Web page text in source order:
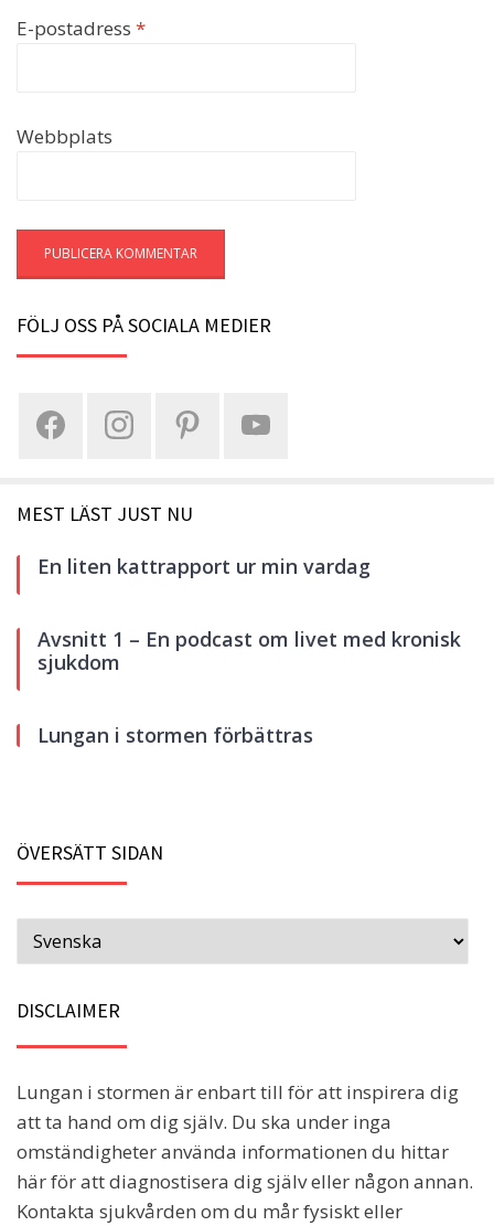
E-postadress *
Webbplats
FÖLJ OSS PÅ SOCIALA MEDIER
MEST LÄST JUST NU
En liten kattrapport ur min vardag
Avsnitt 1 – En podcast om livet med kronisk
sjukdom
Lungan i stormen förbättras
ÖVERSÄTT SIDAN
DISCLAIMER
Lungan i stormen är enbart till för att inspirera dig
att ta hand om dig själv. Du ska under inga
omständigheter använda informationen du hittar
här för att diagnostisera dig själv eller någon annan.
Kontakta sjukvården om du mår fysiskt eller